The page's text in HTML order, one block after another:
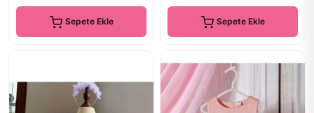
Sepete Ekle Sepete Ekle